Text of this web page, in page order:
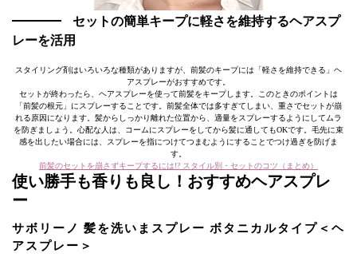
セットの簡単キープに軽さを維持するヘアスプ
レーを活用
スタイリング剤はいろいろな種類がありますが、前髪のキープには「軽さを維持できる」ヘ
アスプレーがおすすめです。
セットが終わったら、ヘアスプレーを使って前髪をキープします。このときのポイントは
「前髪の根元」にスプレーすることです。前髪全体では多すぎてしまい、重さでセットが崩
れる原因になります。髪からしっかり離れた位置から、適量をスプレーするようにしてムラ
を防ぎましょう。心配な人は、コームにスプレーをしてから髪に通してもOKです。毛先に束
感を出したい場合には、スプレーを指につけてつまむようにすることでつけ過ぎを防げま
す。
前髪のセットを崩さずキープするには!? スタイル別・セットのコツ（まとめ）
使い勝手も香りも良し！おすすめヘアスプレ
ー
サボリーノ 髪を洗いまスプレー ボタニカルタイプ＜ヘ
アスプレー＞